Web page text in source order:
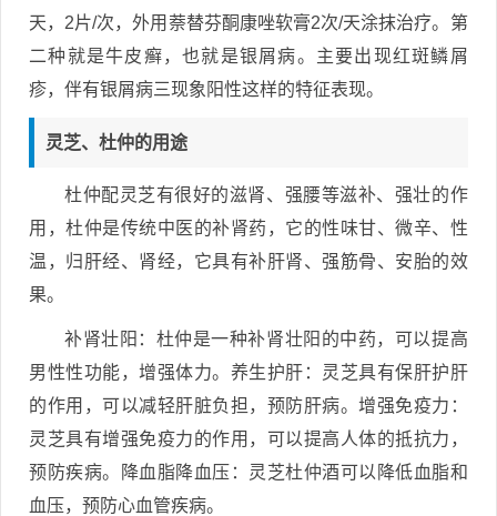
天，2片/次，外用萘替芬酮康唑软膏2次/天涂抹治疗。第
二种就是牛皮癣，也就是银屑病。主要出现红斑鳞屑
疹，伴有银屑病三现象阳性这样的特征表现。
灵芝、杜仲的用途
杜仲配灵芝有很好的滋肾、强腰等滋补、强壮的作
用，杜仲是传统中医的补肾药，它的性味甘、微辛、性
温，归肝经、肾经，它具有补肝肾、强筋骨、安胎的效
果。
补肾壮阳：杜仲是一种补肾壮阳的中药，可以提高
男性性功能，增强体力。养生护肝：灵芝具有保肝护肝
的作用，可以减轻肝脏负担，预防肝病。增强免疫力：
灵芝具有增强免疫力的作用，可以提高人体的抵抗力，
预防疾病。降血脂降血压：灵芝杜仲酒可以降低血脂和
血压，预防心血管疾病。